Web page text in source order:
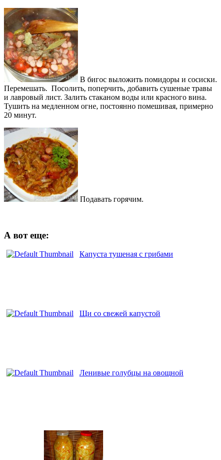
В бигос выложить помидоры и сосиски.
Перемешать. Посолить, поперчить, добавить сушеные травы
и лавровый лист. Залить стаканом воды или красного вина.
Тушить на медленном огне, постоянно помешивая, примерно
20 минут.
Подавать горячим.
А вот еще:
Капуста тушеная с грибами
Щи со свежей капустой
Ленивые голубцы на овощной